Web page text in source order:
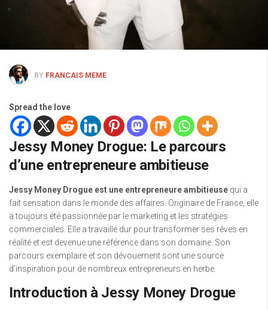
BY FRANCAIS MEME
Spread the love
Jessy Money Drogue: Le parcours
d’une entrepreneure ambitieuse
Jessy Money Drogue est une entrepreneure ambitieuse qui a
fait sensation dans le monde des affaires. Originaire de France, elle
a toujours été passionnée par le marketing et les stratégies
commerciales. Elle a travaillé dur pour transformer ses rêves en
réalité et est devenue une référence dans son domaine. Son
parcours exemplaire et son dévouement sont une source
d’inspiration pour de nombreux entrepreneurs en herbe.
Introduction à Jessy Money Drogue